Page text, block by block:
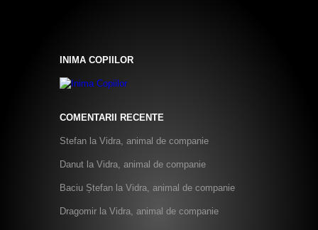
INIMA COPIILOR
COMENTARII RECENTE
Stefan la Vidra, animal de companie
Danut la Vidra, animal de companie
Baciu Ștefan la Vidra, animal de companie
Dragomir la Vidra, animal de companie